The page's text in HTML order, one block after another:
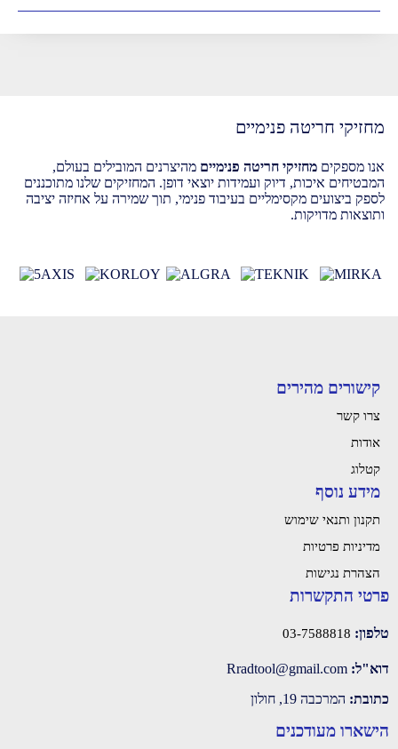
מחזיקי חריטה פנימיים
אנו מספקים מחזיקי חריטה פנימיים מהיצרנים המובילים בעולם,
המבטיחים איכות, דיוק ועמידות יוצאי דופן. המחזיקים שלנו מתוכננים
לספק ביצועים מקסימליים בעיבוד פנימי, תוך שמירה על אחיזה יציבה
ותוצאות מדויקות.
קישורים מהירים
צרו קשר
אודות
קטלוג
מידע נוסף
תקנון ותנאי שימוש
מדיניות פרטיות
הצהרת נגישות
פרטי התקשרות
טלפון: 03-7588818
דוא"ל:
כתובת: המרכבה 19, חולון
הישארו מעודכנים